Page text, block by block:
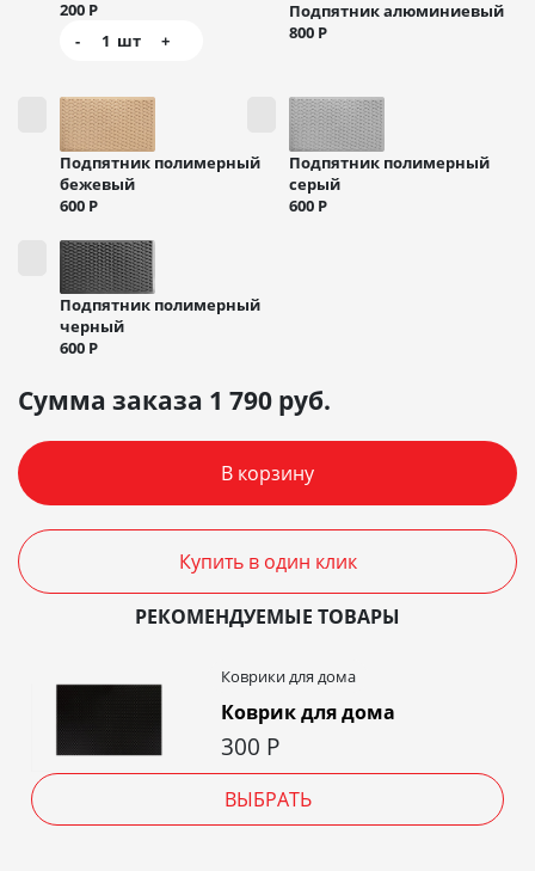
200 Р
-
1 шт +
Подпятник алюминиевый
800 Р
Подпятник полимерный
бежевый
600 Р
Подпятник полимерный
серый
600 Р
Подпятник полимерный
черный
600 Р
Сумма заказа 1 790 руб.
В корзину
Купить в один клик
РЕКОМЕНДУЕМЫЕ ТОВАРЫ
Коврики для дома
Коврик для дома
300 Р
ВЫБРАТЬ